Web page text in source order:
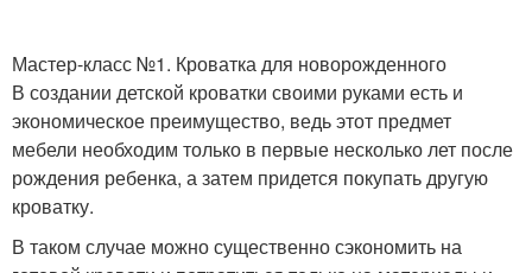
Мастер-класс №1. Кроватка для новорожденного
В создании детской кроватки своими руками есть и
экономическое преимущество, ведь этот предмет
мебели необходим только в первые несколько лет после
рождения ребенка, а затем придется покупать другую
кроватку.
В таком случае можно существенно сэкономить на